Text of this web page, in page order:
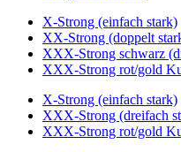
X-Strong (einfach stark)
XX-Strong (doppelt
XXX-Strong schwarz
XXX-Strong rot/gold
X-Strong (einfach stark)
XXX-Strong (dreifach
XXX-Strong rot/gold